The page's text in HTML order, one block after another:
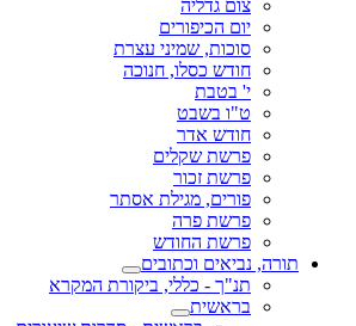
צום גדליה
יום הכיפורים
סוכות, שמיני עצרת
חודש כסלו, חנוכה
י' בטבת
ט"ו בשבט
חודש אדר
פרשת שקלים
פרשת זכור
פורים, מגילת אסתר
פרשת פרה
פרשת החודש
תורה, נביאים וכתובים
תנ"ך - כללי, ביקורת המקרא
בראשית